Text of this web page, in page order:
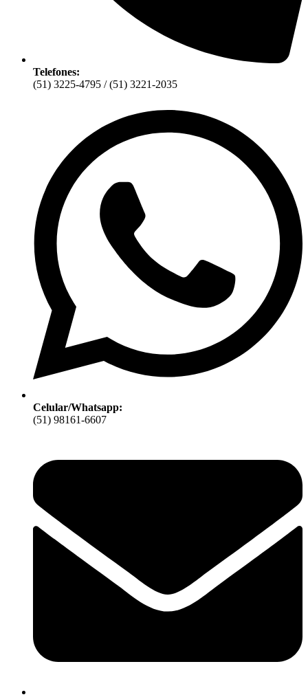
Telefones:
(51) 3225-4795 / (51) 3221-2035
Celular/Whatsapp:
(51) 98161-6607